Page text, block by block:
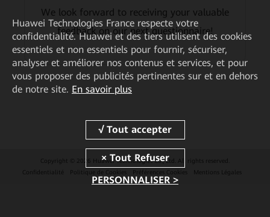
We look forward to receiving your valuable
feedback on our next questionnaire!
Copyright © 2026 Huawei Technologies Co., Ltd. All rights reserved.
Confidentialité
Politique de Cookies Préférences Cookies Mentions Légales
Huawei Technologies France respecte votre
confidentialité. Huawei et des tiers utilisent des cookies
essentiels et non essentiels pour fournir, sécuriser,
analyser et améliorer nos contenus et services, et pour
vous proposer des publicités pertinentes sur et en dehors
de notre site. En savoir plus
PERSONNALISER >